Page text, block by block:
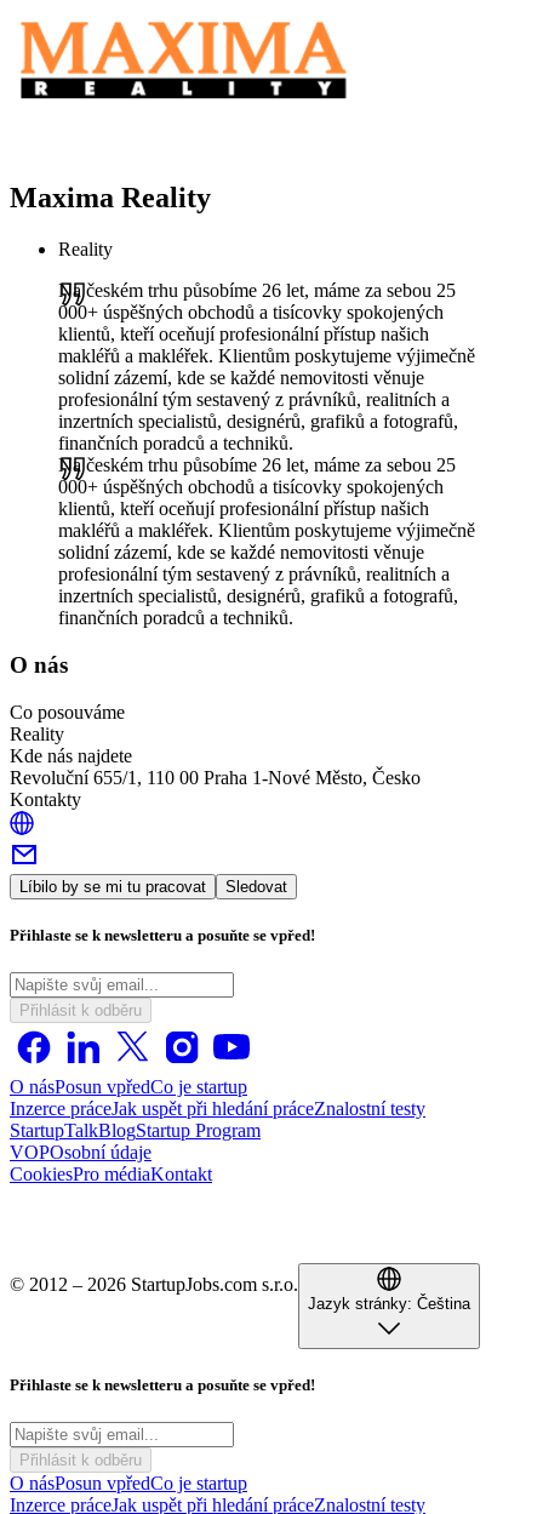
Maxima Reality
Reality
Na českém trhu působíme 26 let, máme za sebou 25
000+ úspěšných obchodů a tisícovky spokojených
klientů, kteří oceňují profesionální přístup našich
makléřů a makléřek. Klientům poskytujeme výjimečně
solidní zázemí, kde se každé nemovitosti věnuje
profesionální tým sestavený z právníků, realitních a
inzertních specialistů, designérů, grafiků a fotografů,
finančních poradců a techniků.
Na českém trhu působíme 26 let, máme za sebou 25
000+ úspěšných obchodů a tisícovky spokojených
klientů, kteří oceňují profesionální přístup našich
makléřů a makléřek. Klientům poskytujeme výjimečně
solidní zázemí, kde se každé nemovitosti věnuje
profesionální tým sestavený z právníků, realitních a
inzertních specialistů, designérů, grafiků a fotografů,
finančních poradců a techniků.
O nás
Co posouváme
Reality
Kde nás najdete
Revoluční 655/1, 110 00 Praha 1-Nové Město, Česko
Kontakty
Líbilo by se mi tu pracovat Sledovat
Přihlaste se k newsletteru a posuňte se vpřed!
Přihlásit k odběru
O násPosun vpředCo je startup
Inzerce práceJak uspět při hledání práceZnalostní testy
StartupTalkBlogStartup Program
VOPOsobní údaje
CookiesPro médiaKontakt
© 2012 – 2026 StartupJobs.com s.r.o.
Jazyk stránky: Čeština
Přihlaste se k newsletteru a posuňte se vpřed!
Přihlásit k odběru
O násPosun vpředCo je startup
Inzerce práceJak uspět při hledání práceZnalostní testy